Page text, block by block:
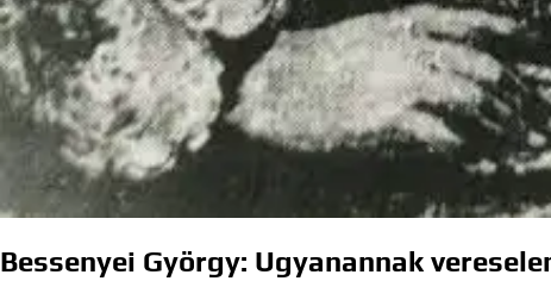
Bessenyei György: Ugyanannak